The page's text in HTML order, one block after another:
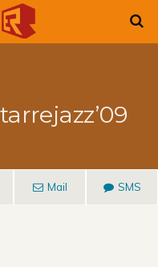
Mail SMS